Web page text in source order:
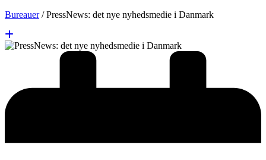
Bureauer/PressNews: det nye nyhedsmedie i Danmark